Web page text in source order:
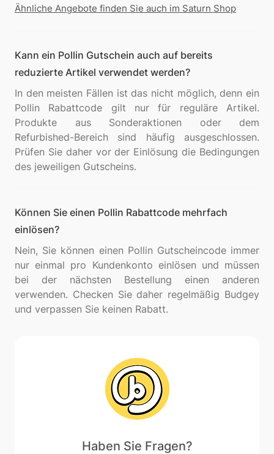
Ähnliche Angebote finden Sie auch im Saturn Shop
Kann ein Pollin Gutschein auch auf bereits
reduzierte Artikel verwendet werden?
In den meisten Fällen ist das nicht möglich, denn ein
Pollin Rabattcode gilt nur für reguläre Artikel.
Produkte aus Sonderaktionen oder dem
Refurbished-Bereich sind häufig ausgeschlossen.
Prüfen Sie daher vor der Einlösung die Bedingungen
Können Sie einen Pollin Rabattcode mehrfach
einlösen?
Nein, Sie können einen Pollin Gutscheincode immer
nur einmal pro Kundenkonto einlösen und müssen
bei der nächsten Bestellung einen anderen
verwenden. Checken Sie daher regelmäßig Budgey
Haben Sie Fragen?